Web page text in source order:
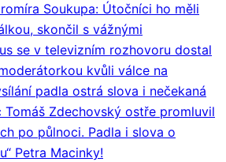
Soukupa: Útočníci ho měli
skončil s vážnými
se v televizním rozhovoru dostal
kvůli válce na
padla ostrá slova i nečekaná
Tomáš Zdechovský ostře promluvil
po půlnoci. Padla i slova o
Petra Macinky!